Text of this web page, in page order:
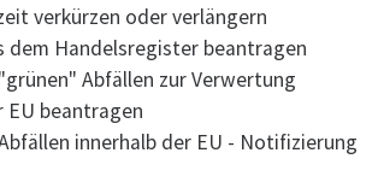
verkürzen oder verlängern
dem Handelsregister beantragen
Abfällen zur Verwertung
EU beantragen
innerhalb der EU - Notifizierung